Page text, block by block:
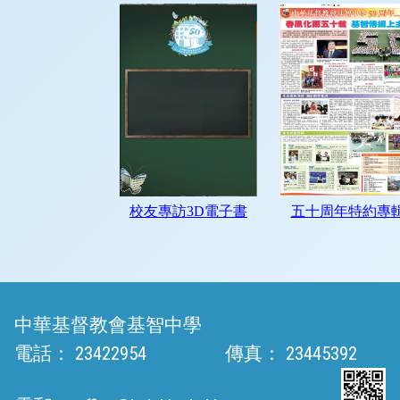
中華基督教會基智中學
電話：
23422954 傳真： 23445392